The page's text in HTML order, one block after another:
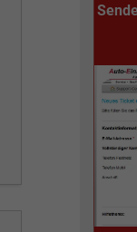
drucken
drucken, parken